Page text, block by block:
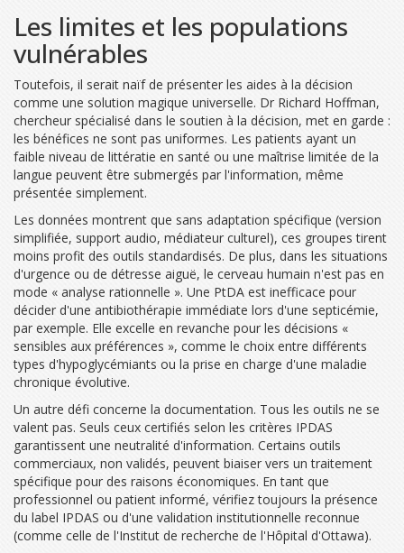
Les limites et les populations
vulnérables
Toutefois, il serait naïf de présenter les aides à la décision
comme une solution magique universelle. Dr Richard Hoffman,
chercheur spécialisé dans le soutien à la décision, met en garde :
les bénéfices ne sont pas uniformes. Les patients ayant un
faible niveau de littératie en santé ou une maîtrise limitée de la
langue peuvent être submergés par l'information, même
présentée simplement.
Les données montrent que sans adaptation spécifique (version
simplifiée, support audio, médiateur culturel), ces groupes tirent
moins profit des outils standardisés. De plus, dans les situations
d'urgence ou de détresse aiguë, le cerveau humain n'est pas en
mode « analyse rationnelle ». Une PtDA est inefficace pour
décider d'une antibiothérapie immédiate lors d'une septicémie,
par exemple. Elle excelle en revanche pour les décisions «
sensibles aux préférences », comme le choix entre différents
types d'hypoglycémiants ou la prise en charge d'une maladie
chronique évolutive.
Un autre défi concerne la documentation. Tous les outils ne se
valent pas. Seuls ceux certifiés selon les critères IPDAS
garantissent une neutralité d'information. Certains outils
commerciaux, non validés, peuvent biaiser vers un traitement
spécifique pour des raisons économiques. En tant que
professionnel ou patient informé, vérifiez toujours la présence
du label IPDAS ou d'une validation institutionnelle reconnue
(comme celle de l'Institut de recherche de l'Hôpital d'Ottawa).